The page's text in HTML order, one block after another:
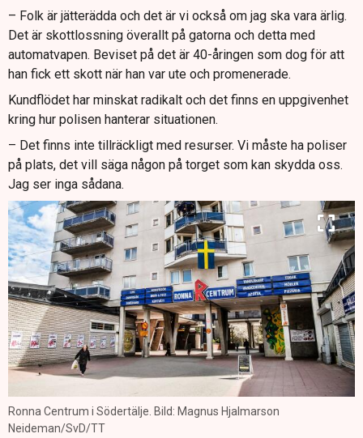
– Folk är jätterädda och det är vi också om jag ska vara ärlig.
Det är skottlossning överallt på gatorna och detta med
automatvapen. Beviset på det är 40-åringen som dog för att
han fick ett skott när han var ute och promenerade.
Kundflödet har minskat radikalt och det finns en uppgivenhet
kring hur polisen hanterar situationen.
– Det finns inte tillräckligt med resurser. Vi måste ha poliser
på plats, det vill säga någon på torget som kan skydda oss.
Jag ser inga sådana.
Ronna Centrum i Södertälje. Bild: Magnus Hjalmarson
Neideman/SvD/TT